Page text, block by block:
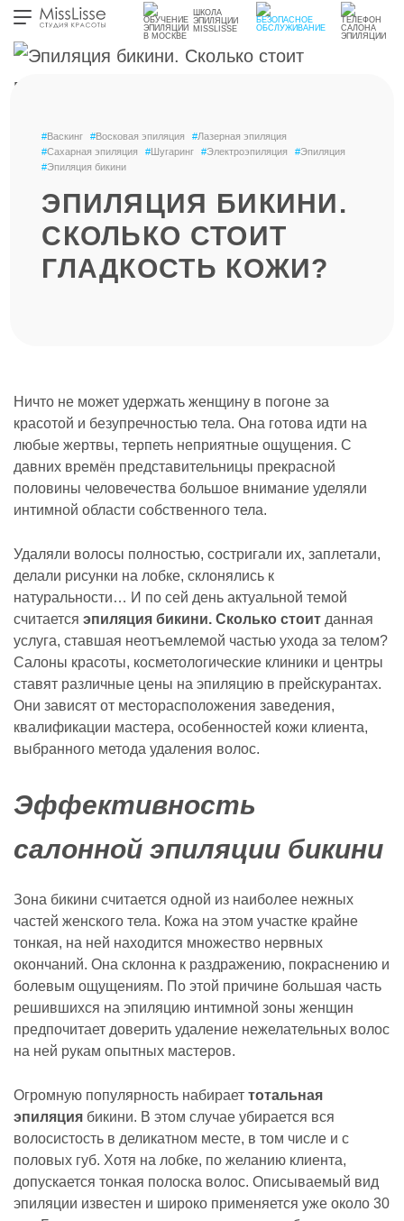
ШКОЛА
ЭПИЛЯЦИИ
MISSLISSE
#Васкинг #Восковая эпиляция #Лазерная эпиляция
#Сахарная эпиляция #Шугаринг #Электроэпиляция #Эпиляция
#Эпиляция бикини
ЭПИЛЯЦИЯ БИКИНИ.
СКОЛЬКО СТОИТ
ГЛАДКОСТЬ КОЖИ?
Ничто не может удержать женщину в погоне за
красотой и безупречностью тела. Она готова идти на
любые жертвы, терпеть неприятные ощущения. С
давних времён представительницы прекрасной
половины человечества большое внимание уделяли
интимной области собственного тела.
Удаляли волосы полностью, состригали их, заплетали,
делали рисунки на лобке, склонялись к
натуральности… И по сей день актуальной темой
считается эпиляция бикини. Сколько стоит данная
услуга, ставшая неотъемлемой частью ухода за телом?
Салоны красоты, косметологические клиники и центры
ставят различные цены на эпиляцию в прейскурантах.
Они зависят от месторасположения заведения,
квалификации мастера, особенностей кожи клиента,
выбранного метода удаления волос.
Эффективность
салонной эпиляции бикини
Зона бикини считается одной из наиболее нежных
частей женского тела. Кожа на этом участке крайне
тонкая, на ней находится множество нервных
окончаний. Она склонна к раздражению, покраснению и
болевым ощущениям. По этой причине большая часть
решившихся на эпиляцию интимной зоны женщин
предпочитает доверить удаление нежелательных волос
на ней рукам опытных мастеров.
Огромную популярность набирает тотальная
эпиляция бикини. В этом случае убирается вся
волосистость в деликатном месте, в том числе и с
половых губ. Хотя на лобке, по желанию клиента,
допускается тонкая полоска волос. Описываемый вид
эпиляции известен и широко применяется уже около 30